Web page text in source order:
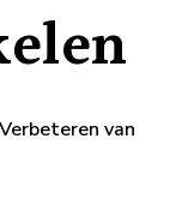
van